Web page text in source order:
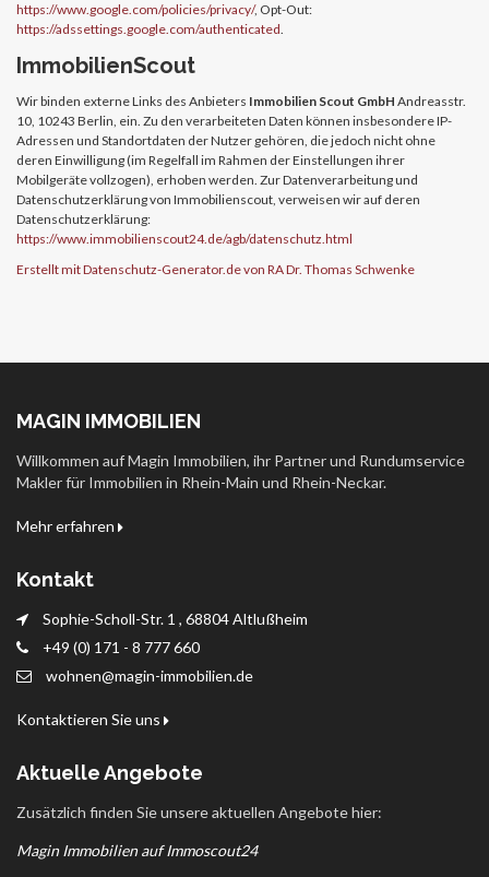
https://www.google.com/policies/privacy/, Opt-Out:
https://adssettings.google.com/authenticated.
ImmobilienScout
Wir binden externe Links des Anbieters Immobilien Scout GmbH Andreasstr.
10, 10243 Berlin, ein. Zu den verarbeiteten Daten können insbesondere IP-
Adressen und Standortdaten der Nutzer gehören, die jedoch nicht ohne
deren Einwilligung (im Regelfall im Rahmen der Einstellungen ihrer
Mobilgeräte vollzogen), erhoben werden. Zur Datenverarbeitung und
Datenschutzerklärung von Immobilienscout, verweisen wir auf deren
Datenschutzerklärung:
https://www.immobilienscout24.de/agb/datenschutz.html
Erstellt mit Datenschutz-Generator.de von RA Dr. Thomas Schwenke
MAGIN IMMOBILIEN
Willkommen auf Magin Immobilien, ihr Partner und Rundumservice
Makler für Immobilien in Rhein-Main und Rhein-Neckar.
Mehr erfahren
Kontakt
Sophie-Scholl-Str. 1 , 68804 Altlußheim
+49 (0) 171 - 8 777 660
wohnen@magin-immobilien.de
Kontaktieren Sie uns
Aktuelle Angebote
Zusätzlich finden Sie unsere aktuellen Angebote hier:
Magin Immobilien auf Immoscout24